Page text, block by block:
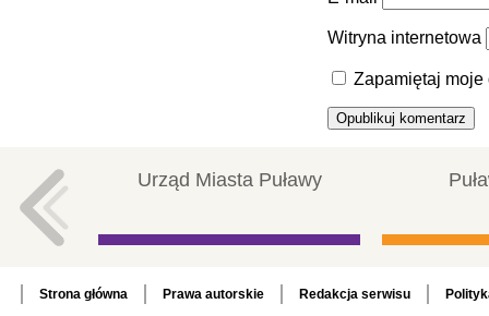
Witryna internetowa
Zapamiętaj moje
Urząd Miasta Puławy
Strona główna Prawa autorskie Redakcja serwisu